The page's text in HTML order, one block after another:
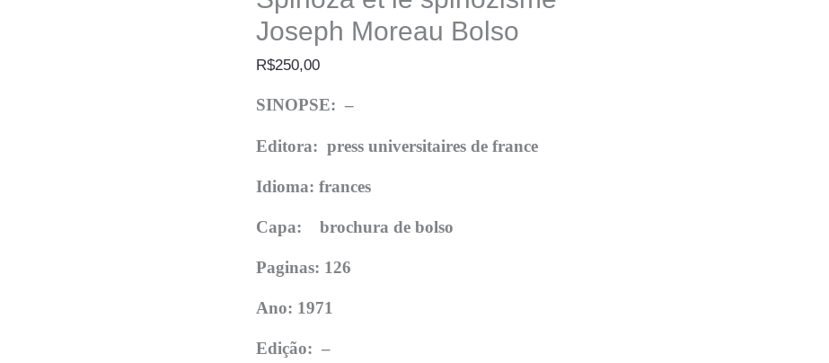
Joseph Moreau Bolso
R$250,00
SINOPSE: –
Editora:press universitaires de france
Idioma: frances
Capa: brochura de bolso
Paginas: 126
Ano: 1971
Edição: –